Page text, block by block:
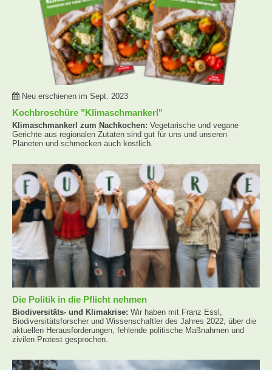
Neu erschienen im Sept. 2023
Kochbroschüre "Klimaschmankerl"
Klimaschmankerl zum Nachkochen: Vegetarische und vegane
Gerichte aus regionalen Zutaten sind gut für uns und unseren
Planeten und schmecken auch köstlich.
Die Politik in die Pflicht nehmen
Biodiversitäts- und Klimakrise: Wir haben mit Franz Essl,
Biodiversitätsforscher und Wissenschaftler des Jahres 2022, über die
aktuellen Herausforderungen, fehlende politische Maßnahmen und
zivilen Protest gesprochen.